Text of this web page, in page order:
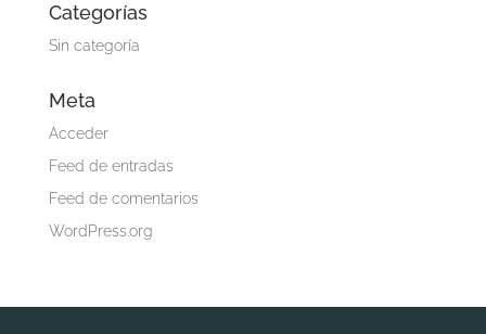
Categorías
Sin categoría
Meta
Acceder
Feed de entradas
Feed de comentarios
WordPress.org